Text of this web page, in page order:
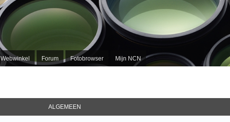
Webwinkel Forum Fotobrowser Mijn NCN
ALGEMEEN